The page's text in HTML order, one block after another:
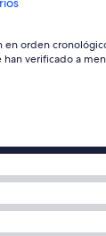
en orden
verificado a